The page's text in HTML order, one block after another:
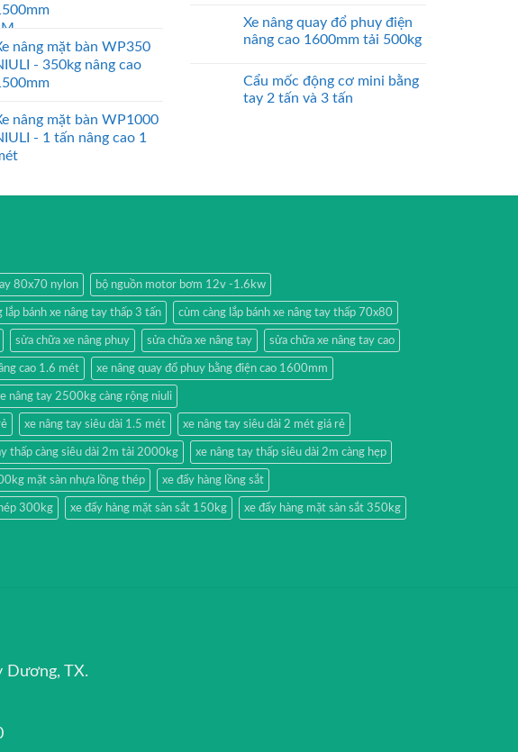
nâng mặt bàn WP350
- 350kg nâng cao
nâng mặt bàn WP1000
- 1 tấn nâng cao 1
Xe nâng quay đổ phuy điện
nâng cao 1600mm tải 500kg
Cẩu mốc động cơ mini bằng
tay 2 tấn và 3 tấn
80x70 nylon bộ nguồn motor bơm 12v -1.6kw
lắp bánh xe nâng tay thấp 3 tấn cùm càng lắp bánh xe nâng tay thấp 70x80
sửa chữa xe nâng phuy sửa chữa xe nâng tay sửa chữa xe nâng tay cao
cao 1.6 mét xe nâng quay đổ phuy bằng điện cao 1600mm
nâng tay 2500kg càng rộng niuli
xe nâng tay siêu dài 1.5 mét xe nâng tay siêu dài 2 mét giá rẻ
thấp càng siêu dài 2m tải 2000kg xe nâng tay thấp siêu dài 2m càng hẹp
mặt sàn nhựa lồng thép xe đẩy hàng lồng sắt
300kg xe đẩy hàng mặt sàn sắt 150kg xe đẩy hàng mặt sàn sắt 350kg
Dương, TX.